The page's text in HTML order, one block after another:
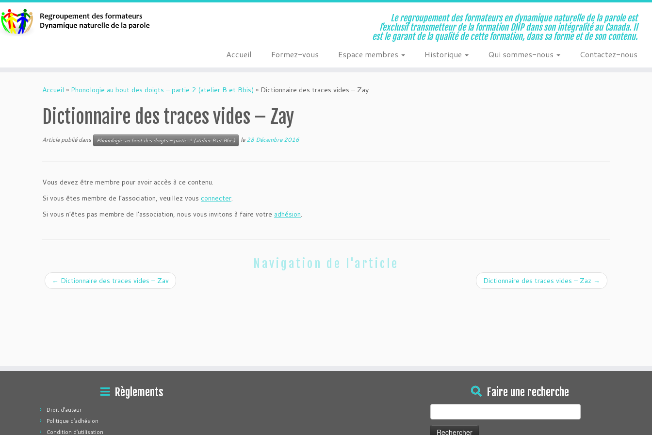
Le regroupement des formateurs en dynamique naturelle de la parole est
l’exclusif transmetteur de la formation DNP dans son intégralité au Canada. Il
est le garant de la qualité de cette formation, dans sa forme et de son contenu.
Accueil Formez-vous Espace membres Historique Qui sommes-nous Contactez-nous
Accueil » Phonologie au bout des doigts – partie 2 (atelier B et Bbis) » Dictionnaire des traces vides – Zay
Dictionnaire des traces vides – Zay
Article publié dans Phonologie au bout des doigts – partie 2 (atelier B et Bbis) le28 Décembre 2016
Vous devez être membre pour avoir accès à ce contenu.
Si vous êtes membre de l’association, veuillez vous connecter.
Si vous n’êtes pas membre de l’association, nous vous invitons à faire votre adhésion.
Navigation de l'article
← Dictionnaire des traces vides – Zav Dictionnaire des traces vides – Zaz →
Règlements
Droit d’auteur
Politique d’adhésion
Condition d’utilisation
Faire une recherche